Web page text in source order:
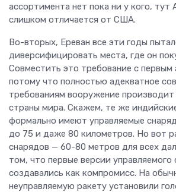
ассортимента нет пока ни у кого, тут
слишком отличается от США.
Во-вторых, Ереван все эти годы
диверсифицировать места, где он
Совместить это требование с первым
потому что полностью адекватное
требованиям вооружение
страны мира. Скажем, те же
формально имеют управляемые
до 75 и даже 80 километров. Но вот
снарядов — 60-80 метров для всех
том, что первые версии управляемого
создавались как компромисс. На
неуправляемую ракету установили